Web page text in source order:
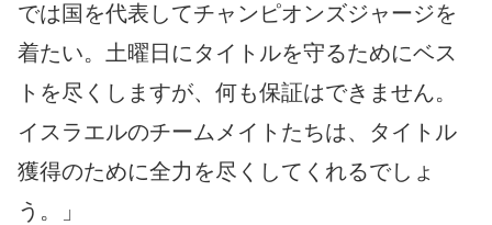
では国を代表してチャンピオンズジャージを
着たい。土曜日にタイトルを守るためにベス
トを尽くしますが、何も保証はできません。
イスラエルのチームメイトたちは、タイトル
獲得のために全力を尽くしてくれるでしょ
う。」